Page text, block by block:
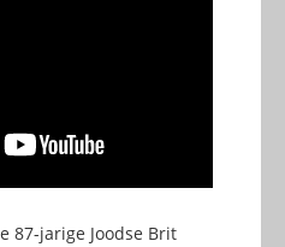
87-jarige Joodse Brit